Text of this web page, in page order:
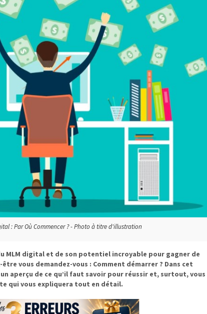
: Par Où Commencer ? - Photo à titre d'illustration
MLM digital et de son potentiel incroyable pour gagner de
vous demandez-vous : Comment démarrer ? Dans cet
aperçu de ce qu’il faut savoir pour réussir et, surtout, vous
qui vous expliquera tout en détail.